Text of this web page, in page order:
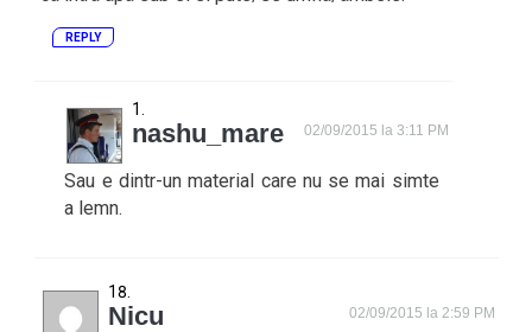
REPLY
nashu_mare 02/09/2015 la 3:11 PM
Sau e dintr-un material care nu se mai simte
a lemn.
Nicu 02/09/2015 la 2:59 PM